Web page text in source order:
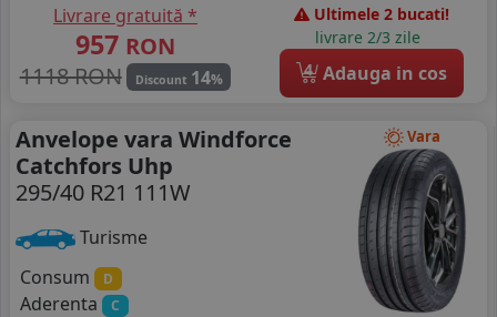
Livrare gratuită *
957 RON
1118 RON
Discount 14%
Ultimele 2 bucati!
livrare 2/3 zile
4 Adauga in cos
Vara
Anvelope vara Windforce
Catchfors Uhp
295/40 R21 111W
Turisme
Consum
D
Aderenta C